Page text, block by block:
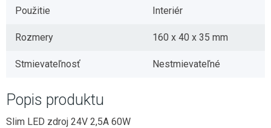
Použitie Interiér
Rozmery 160 x 40 x 35 mm
Stmievateľnosť Nestmievateľné
Popis produktu
Slim LED zdroj 24V 2,5A 60W